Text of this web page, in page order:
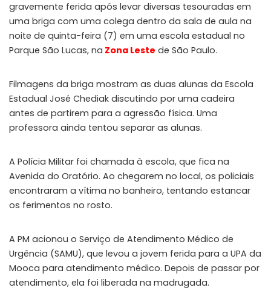
gravemente ferida após levar diversas tesouradas em
uma briga com uma colega dentro da sala de aula na
noite de quinta-feira (7) em uma escola estadual no
Parque São Lucas, na Zona Leste de São Paulo.
Filmagens da briga mostram as duas alunas da Escola
Estadual José Chediak discutindo por uma cadeira
antes de partirem para a agressão física. Uma
professora ainda tentou separar as alunas.
A Polícia Militar foi chamada à escola, que fica na
Avenida do Oratório. Ao chegarem no local, os policiais
encontraram a vítima no banheiro, tentando estancar
os ferimentos no rosto.
A PM acionou o Serviço de Atendimento Médico de
Urgência (SAMU), que levou a jovem ferida para a UPA da
Mooca para atendimento médico. Depois de passar por
atendimento, ela foi liberada na madrugada.